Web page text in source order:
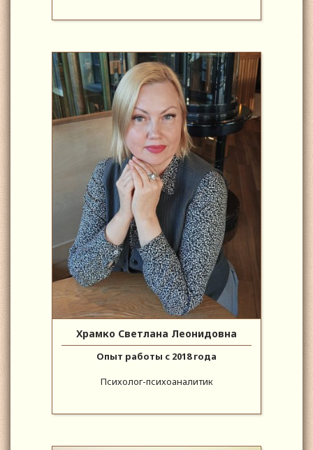
Храмко Светлана Леонидовна
Опыт работы с 2018 года
Психолог-психоаналитик